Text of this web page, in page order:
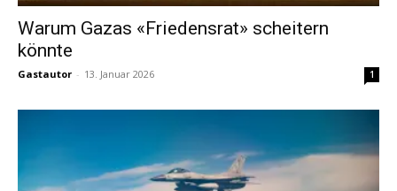
Warum Gazas «Friedensrat» scheitern
könnte
Gastautor - 13. Januar 2026 1